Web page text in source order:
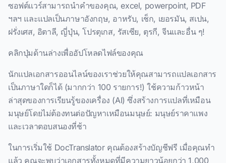
ซอฟต์แวร์สามารถนําคําของคุณ, excel, powerpoint, PDF
ฯลฯ และแปลเป็นภาษาอังกฤษ, อาหรับ, เช็ก, เยอรมัน, สเปน,
ฝรั่งเศส, อิตาลี, ญี่ปุ่น, โปรตุเกส, รัสเซีย, ตุรกี, จีนและอื่น ๆ!
คลิกปุ่มด้านล่างเพื่ออัปโหลดไฟล์ของคุณ
นักแปลเอกสารออนไลน์ของเราช่วยให้คุณสามารถแปลเอกสาร
เป็นภาษาใดก็ได้ (มากกว่า 100 รายการ!) ใช้ความก้าวหน้า
ล่าสุดของการเรียนรู้ของเครื่อง (AI) ซึ่งสร้างการแปลที่เหมือน
มนุษย์โดยไม่ต้องทนต่อปัญหาเหมือนมนุษย์: มนุษย์ราคาแพง
และเวลาตอบสนองที่ช้า
ในการเริ่มใช้ DocTranslator คุณต้องสร้างบัญชีฟรี เมื่อคุณทํา
แล้ว คุณจะพบว่าเอกสารทั้งหมดที่มีความยาวน้อยกว่า 1,000